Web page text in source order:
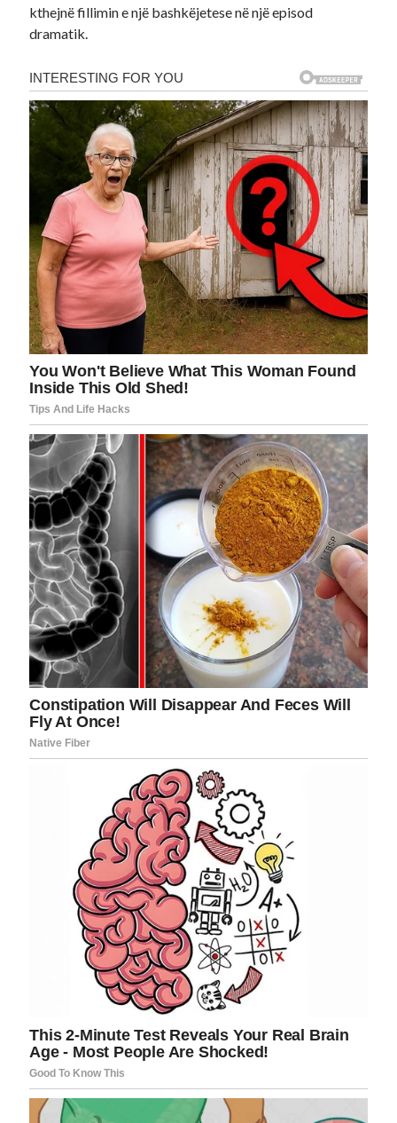
kthejnë fillimin e një bashkëjetese në një episod
dramatik.